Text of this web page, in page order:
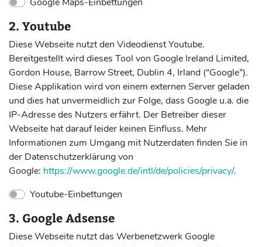
2. Youtube
Diese Webseite nutzt den Videodienst Youtube.
Bereitgestellt wird dieses Tool von Google Ireland Limited,
Gordon House, Barrow Street, Dublin 4, Irland (“Google”).
Diese Applikation wird von einem externen Server geladen
und dies hat unvermeidlich zur Folge, dass Google u.a. die
IP-Adresse des Nutzers erfährt. Der Betreiber dieser
Webseite hat darauf leider keinen Einfluss. Mehr
Informationen zum Umgang mit Nutzerdaten finden Sie in
der Datenschutzerklärung von
Google: https://www.google.de/intl/de/policies/privacy/.
Youtube-Einbettungen
3. Google Adsense
Diese Webseite nutzt das Werbenetzwerk Google